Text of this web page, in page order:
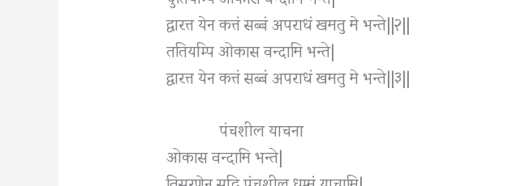
द्वारत्त येन कत्तं सब्बं अपराधं खमतु मे भन्ते||२||
ततियम्पि ओकास वन्दामि भन्ते|
द्वारत्त येन कत्तं सब्बं अपराधं खमतु मे भन्ते||३||
पंचशील याचना
ओकास वन्दामि भन्ते|